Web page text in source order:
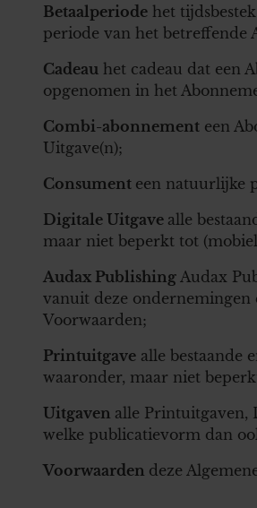
Betaalperiode het
periode van het betreffende
Cadeau het cadeau dat een
opgenomen in het
Combi-abonnement een
Uitgave(n);
Consument een natuurlijke
Digitale Uitgave alle
maar niet beperkt tot
Audax Publishing Audax
vanuit deze ondernemingen
Voorwaarden;
Printuitgave alle bestaande
waaronder, maar niet
Uitgaven alle Printuitgaven,
welke publicatievorm dan
Voorwaarden deze